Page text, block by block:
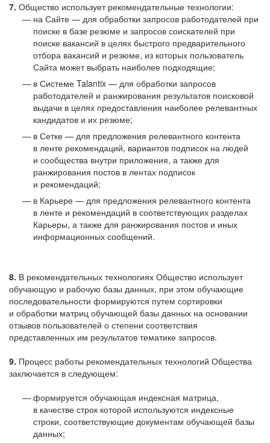
7. Общество использует рекомендательные технологии:
на Сайте — для обработки запросов работодателей при
поиске в базе резюме и запросов соискателей при
поиске вакансий в целях быстрого предварительного
отбора вакансий и резюме, из которых пользователь
Сайта может выбрать наиболее подходящие;
в Системе Talantix — для обработки запросов
работодателей и ранжирования результатов поисковой
выдачи в целях предоставления наиболее релевантных
кандидатов и их резюме;
в Сетке — для предложения релевантного контента
в ленте рекомендаций, вариантов подписок на людей
и сообщества внутри приложения, а также для
ранжирования постов в лентах подписок
и рекомендаций;
в Карьере — для предложения релевантного контента
в ленте и рекомендаций в соответствующих разделах
Карьеры, а также для ранжирования постов и иных
информационных сообщений.
8. В рекомендательных технологиях Общество использует
обучающую и рабочую базы данных, при этом обучающие
последовательности формируются путем сортировки
и обработки матриц обучающей базы данных на основании
отзывов пользователей о степени соответствия
представленных им результатов тематике запросов.
9. Процесс работы рекомендательных технологий Общества
заключается в следующем:
формируется обучающая индексная матрица,
в качестве строк которой используются индексные
строки, соответствующие документам обучающей базы
данных;